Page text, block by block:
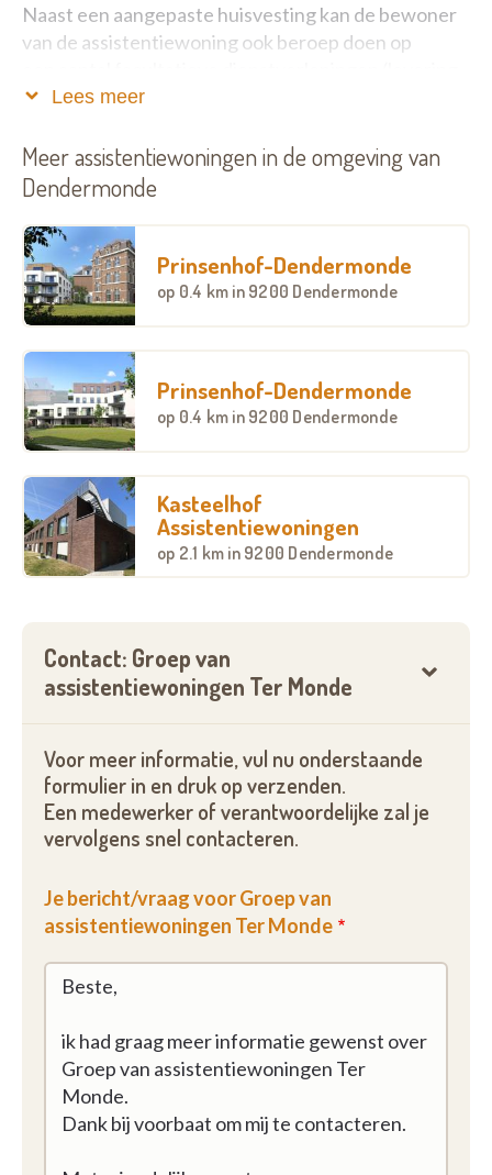
Naast een aangepaste huisvesting kan de bewoner
van de assistentiewoning ook beroep doen op
medicatie, maaltijden, verzorging van de was...). De
haar kan je steeds met alle vragen terecht. Wanneer
het zelfstandig wonen in de woning niet meer lukt,
woonzorgcentrum. Door ons aanbod behoudt u de
regie over uw leven en wordt uw zelfredzaamheid
zoveel mogelijk ondersteund.
Lees meer
Meer assistentiewoningen in de omgeving van
Dendermonde
Prinsenhof-Dendermonde
op 0.4 km in 9200 Dendermonde
Prinsenhof-Dendermonde
op 0.4 km in 9200 Dendermonde
Kasteelhof
Assistentiewoningen
op 2.1 km in 9200 Dendermonde
Contact: Groep van
assistentiewoningen Ter Monde
Voor meer informatie, vul nu onderstaande
formulier in en druk op verzenden.
Een medewerker of verantwoordelijke zal je
vervolgens snel contacteren.
Je bericht/vraag voor Groep van
assistentiewoningen Ter Monde